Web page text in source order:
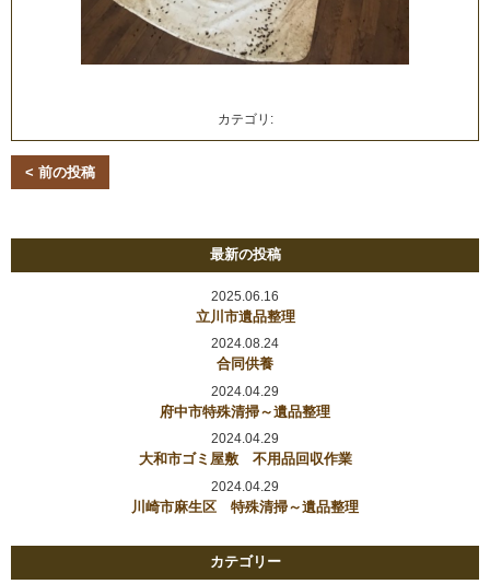
カテゴリ:
< 前の投稿
最新の投稿
2025.06.16
立川市遺品整理
2024.08.24
合同供養
2024.04.29
府中市特殊清掃～遺品整理
2024.04.29
大和市ゴミ屋敷 不用品回収作業
2024.04.29
川崎市麻生区 特殊清掃～遺品整理
カテゴリー